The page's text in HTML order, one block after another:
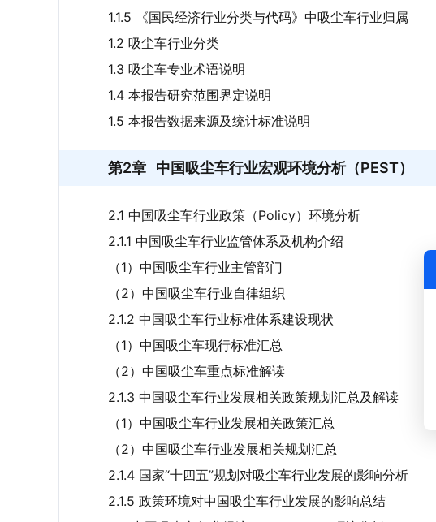
1.1.5 《国民经济行业分类与代码》中吸尘车行业归属
1.2 吸尘车行业分类
1.3 吸尘车专业术语说明
1.4 本报告研究范围界定说明
1.5 本报告数据来源及统计标准说明
第2章 中国吸尘车行业宏观环境分析（PEST）
2.1 中国吸尘车行业政策（Policy）环境分析
2.1.1 中国吸尘车行业监管体系及机构介绍
（1）中国吸尘车行业主管部门
（2）中国吸尘车行业自律组织
2.1.2 中国吸尘车行业标准体系建设现状
（1）中国吸尘车现行标准汇总
（2）中国吸尘车重点标准解读
2.1.3 中国吸尘车行业发展相关政策规划汇总及解读
（1）中国吸尘车行业发展相关政策汇总
（2）中国吸尘车行业发展相关规划汇总
2.1.4 国家“十四五”规划对吸尘车行业发展的影响分析
2.1.5 政策环境对中国吸尘车行业发展的影响总结